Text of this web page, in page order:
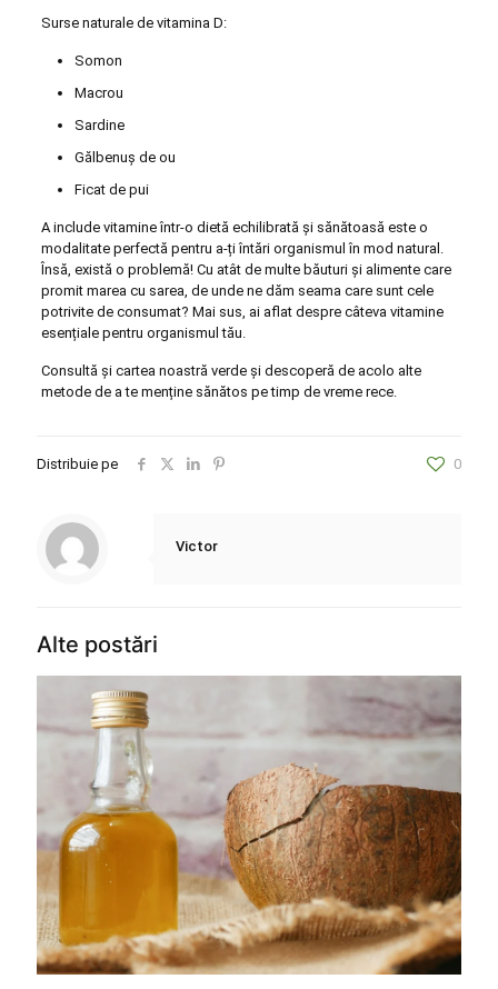
Surse naturale de vitamina D:
Somon
Macrou
Sardine
Gălbenuș de ou
Ficat de pui
A include vitamine într-o dietă echilibrată și sănătoasă este o
modalitate perfectă pentru a-ți întări organismul în mod natural.
Însă, există o problemă! Cu atât de multe băuturi și alimente care
promit marea cu sarea, de unde ne dăm seama care sunt cele
potrivite de consumat? Mai sus, ai aflat despre câteva vitamine
esențiale pentru organismul tău.
Consultă și cartea noastră verde și descoperă de acolo alte
metode de a te menține sănătos pe timp de vreme rece.
Distribuie pe 0
Victor
Alte postări